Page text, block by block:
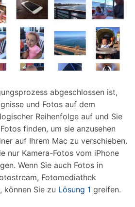
abgeschlossen ist,
und Fotos auf dem
Reihenfolge auf und Sie
finden, um sie anzusehen
auf Ihrem Mac zu verschieben.
nur Kamera-Fotos vom iPhone
Wenn Sie auch Fotos in
Fotomediathek
können Sie zu Lösung 1 greifen.